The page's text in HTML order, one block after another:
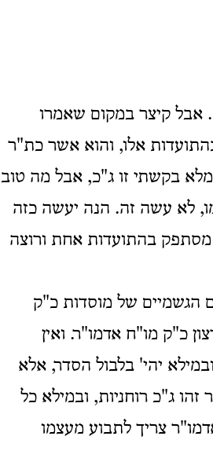
אבל קיצר במקום שאמרו
אלו, והוא אשר כת"ר
בקשתי זו ג"כ, אבל מה טוב
לא עשה זה. הנה יעשה כזה
מסתפק בהתועדות אחת ורוצה
הגשמיים של מוסדות כ"ק
כ"ק מו"ח אדמו"ר. ואין
יהי' בלבול הסדר, אלא
ג"כ רוחניות, ובמילא כל
צריך לתבוע מעצמו